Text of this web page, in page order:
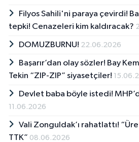
Filyos Sahili'ni paraya çevirdi!
tepki! Cenazeleri kim kaldıracak?
DOMUZBURNU! 22.06.2026
Başarır’dan olay sözler! Bay
Tekin “ZIP-ZIP” siyasetçiler!
Devlet baba böyle istedi!
11.06.2026
Vali Zonguldak’ı rahatlattı!
TTK” 08.06.2026